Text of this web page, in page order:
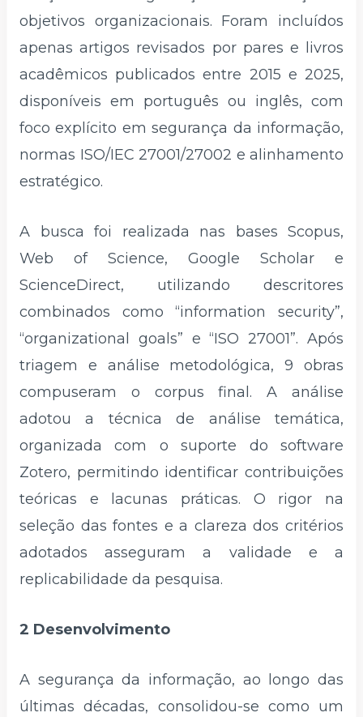
objetivos organizacionais. Foram incluídos
apenas artigos revisados por pares e livros
acadêmicos publicados entre 2015 e 2025,
disponíveis em português ou inglês, com
foco explícito em segurança da informação,
normas ISO/IEC 27001/27002 e alinhamento
estratégico.
A busca foi realizada nas bases Scopus,
Web of Science, Google Scholar e
ScienceDirect, utilizando descritores
combinados como “information security”,
“organizational goals” e “ISO 27001”. Após
triagem e análise metodológica, 9 obras
compuseram o corpus final. A análise
adotou a técnica de análise temática,
organizada com o suporte do software
Zotero, permitindo identificar contribuições
teóricas e lacunas práticas. O rigor na
seleção das fontes e a clareza dos critérios
adotados asseguram a validade e a
replicabilidade da pesquisa.
2 Desenvolvimento
A segurança da informação, ao longo das
últimas décadas, consolidou-se como um